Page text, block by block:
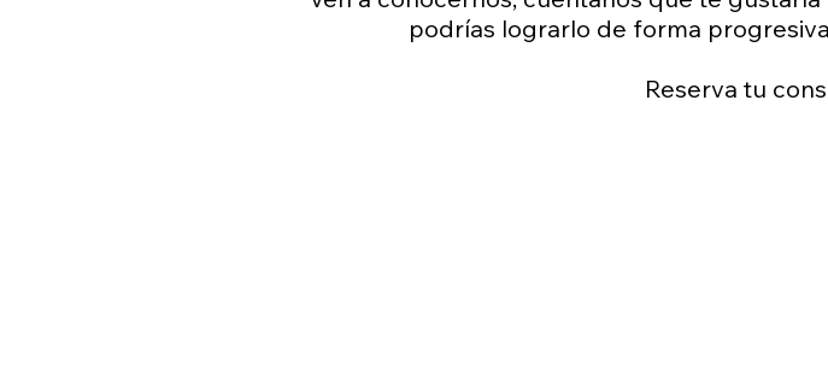
podrías lograrlo de forma
Reserva tu